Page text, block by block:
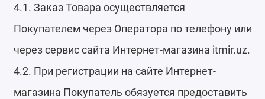
4.1. Заказ Товара осуществляется
Покупателем через Оператора по телефону или
через сервис сайта Интернет-магазина itmir.uz.
4.2. При регистрации на сайте Интернет-
магазина Покупатель обязуется предоставить